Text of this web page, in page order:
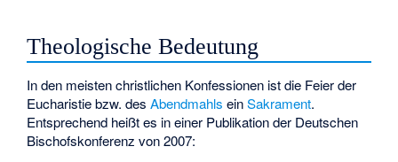
Theologische Bedeutung
In den meisten christlichen Konfessionen ist die Feier der
Eucharistie bzw. desAbendmahls einSakrament.
Entsprechend heißt es in einer Publikation der Deutschen
Bischofskonferenz von 2007: